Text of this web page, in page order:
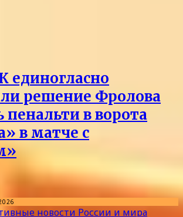
единогласно
решение Фролова
пенальти в ворота
в матче с